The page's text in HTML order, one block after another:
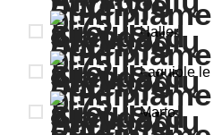
Haller
Laguiole le
Marto